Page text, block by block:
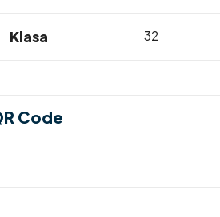
Klasa 32
Code